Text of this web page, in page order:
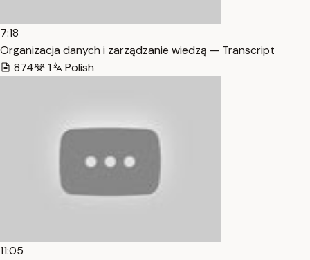
7:18
Organizacja danych i zarządzanie wiedzą — Transcript
874
1 Polish
11:05